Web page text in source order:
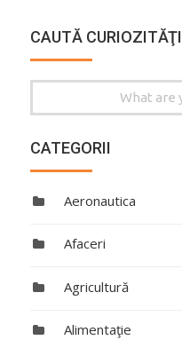
CAUTĂ CURIOZITĂŢI
for:
CATEGORII
Aeronautica
Afaceri
Agricultură
Alimentaţie